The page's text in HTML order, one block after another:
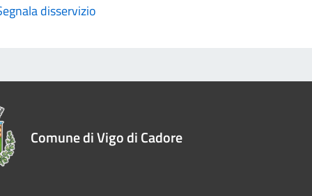
disservizio
Comune di Vigo di Cadore